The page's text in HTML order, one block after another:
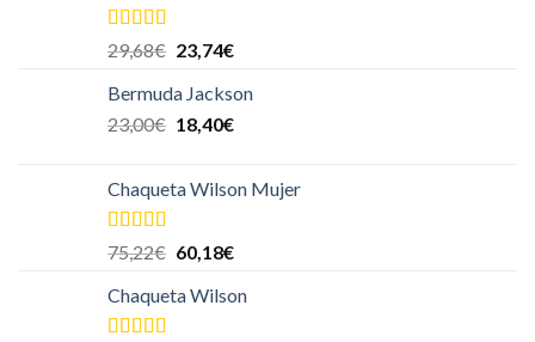
Valorado en
5.00
29,68€ 23,74€
Bermuda Jackson
23,00€ 18,40€
Chaqueta Wilson Mujer
Valorado en
5.00
75,22€ 60,18€
Chaqueta Wilson